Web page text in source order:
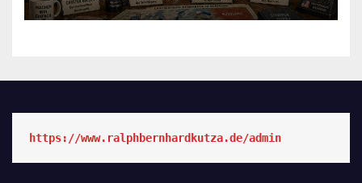
https://www.ralphbernhardkutza.de/admin